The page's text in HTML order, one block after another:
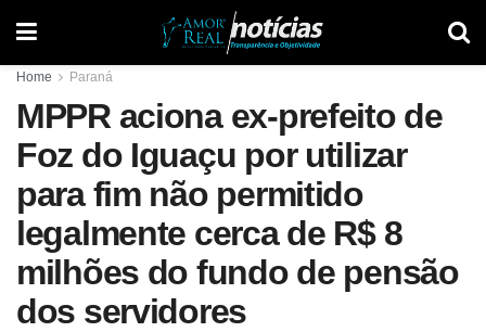
Home Paraná
MPPR aciona ex-prefeito de
Foz do Iguaçu por utilizar
para fim não permitido
legalmente cerca de R$ 8
milhões do fundo de pensão
dos servidores